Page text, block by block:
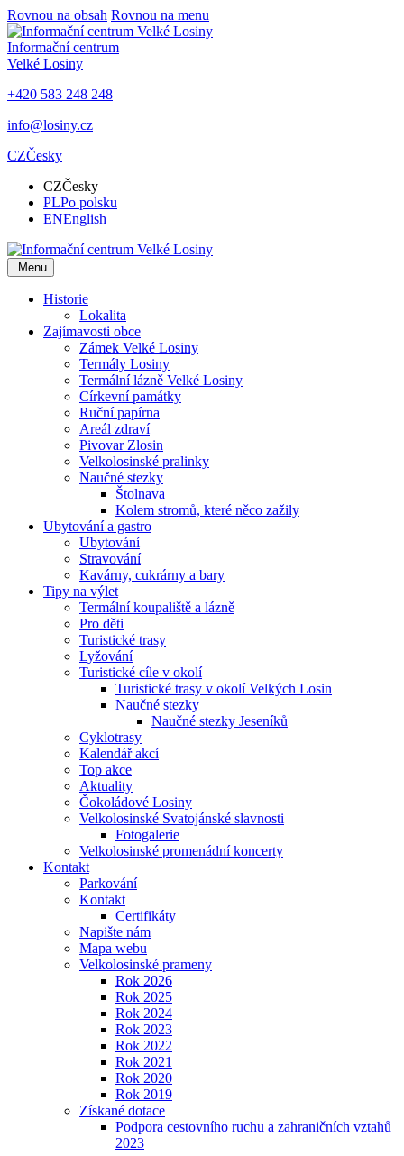
Rovnou na obsah Rovnou na menu
Informační centrum
Velké Losiny
+420 583 248 248
info@losiny.cz
CZČesky
CZČesky
PLPo polsku
ENEnglish
Menu
Historie
Lokalita
Zajímavosti obce
Zámek Velké Losiny
Termály Losiny
Termální lázně Velké Losiny
Církevní památky
Ruční papírna
Areál zdraví
Pivovar Zlosin
Velkolosinské pralinky
Naučné stezky
Štolnava
Kolem stromů, které něco zažily
Ubytování a gastro
Ubytování
Stravování
Kavárny, cukrárny a bary
Tipy na výlet
Termální koupaliště a lázně
Pro děti
Turistické trasy
Lyžování
Turistické cíle v okolí
Turistické trasy v okolí Velkých Losin
Naučné stezky
Naučné stezky Jeseníků
Cyklotrasy
Kalendář akcí
Top akce
Aktuality
Čokoládové Losiny
Velkolosinské Svatojánské slavnosti
Fotogalerie
Velkolosinské promenádní koncerty
Kontakt
Parkování
Kontakt
Certifikáty
Napište nám
Mapa webu
Velkolosinské prameny
Rok 2026
Rok 2025
Rok 2024
Rok 2023
Rok 2022
Rok 2021
Rok 2020
Rok 2019
Získané dotace
Podpora cestovního ruchu a zahraničních vztahů
2023